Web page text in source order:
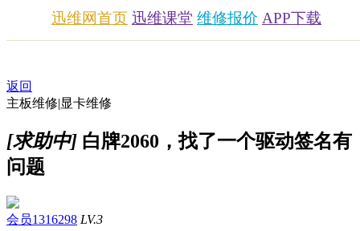
迅维网首页 迅维课堂 维修报价 APP下载
返回
主板维修|显卡维修
[求助中] 白牌2060，找了一个驱动签名有
问题
会员1316298 LV.3